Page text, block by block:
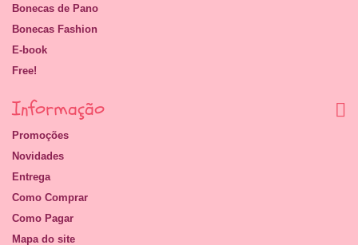
Bonecas de Pano
Bonecas Fashion
E-book
Free!
Informação
Promoções
Novidades
Entrega
Como Comprar
Como Pagar
Mapa do site